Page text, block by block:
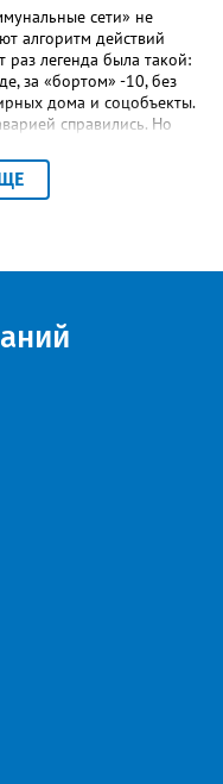
сети» не
алгоритм действий
раз легенда была такой:
за «бортом» -10, без
дома и соцобъекты.
справились. Но
компании
ГЖИ Ирина
всеми
до конечных